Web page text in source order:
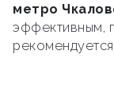
метро
эффективным,